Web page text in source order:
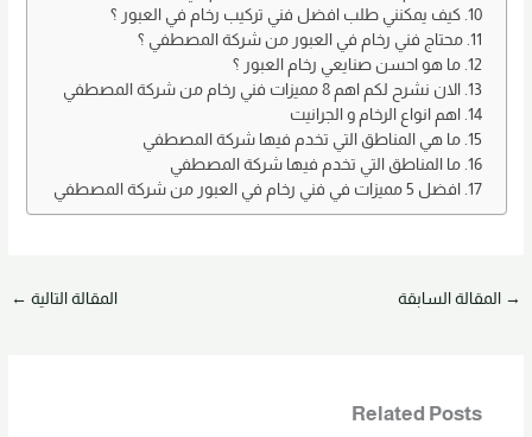
كيف يمكنني طلب افضل فني تركيب رخام في العبور ؟
محتاج فني رخام في العبور من شركة المصطفي ؟
ما هو احسن صنايعي رخام العبور ؟
الان نشرح لكم اهم 8 مميزات فني رخام من شركة المصطفي
اهم انواع الرخام و الجرانيت
ما هي المناطق التي تخدم فيها شركة المصطفي
ما المناطق التي تخدم فيها شركة المصطفي
افضل 5 مميزات في فني رخام في العبور من شركة المصطفي
→ المقالة السابقة المقالة التالية ←
Related Posts